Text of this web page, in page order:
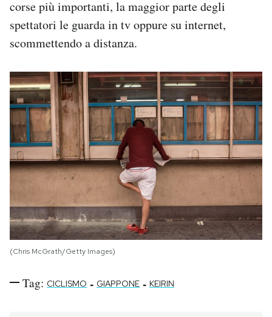
corse più importanti, la maggior parte degli
spettatori le guarda in tv oppure su internet,
scommettendo a distanza.
(Chris McGrath/Getty Images)
Tag: CICLISMO - GIAPPONE - KEIRIN